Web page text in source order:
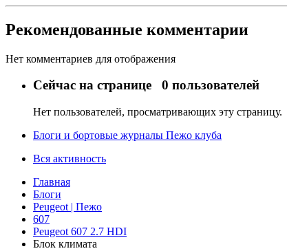
Рекомендованные комментарии
Нет комментариев для отображения
Сейчас на странице 0 пользователей
Нет пользователей, просматривающих эту страницу.
Блоги и бортовые журналы Пежо клуба
Вся активность
Главная
Блоги
Peugeot | Пежо
607
Peugeot 607 2.7 HDI
Блок климата